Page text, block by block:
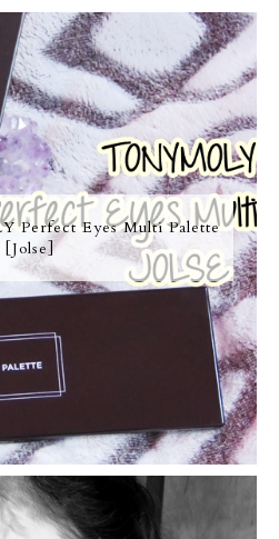
Perfect Eyes Multi Palette
[Jolse]